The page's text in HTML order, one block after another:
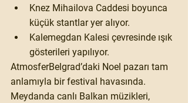
Knez Mihailova Caddesi boyunca
küçük stantlar yer alıyor.
Kalemegdan Kalesi çevresinde ışık
gösterileri yapılıyor.
AtmosferBelgrad’daki Noel pazarı tam
anlamıyla bir festival havasında.
Meydanda canlı Balkan müzikleri,